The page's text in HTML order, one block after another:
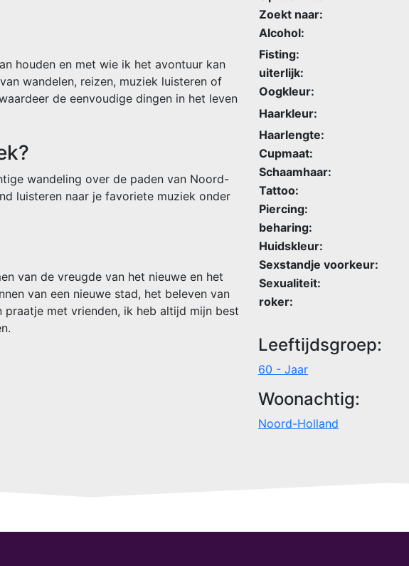
houden en met wie ik het avontuur kan
wandelen, reizen, muziek luisteren of
de eenvoudige dingen in het leven
wandeling over de paden van Noord-
luisteren naar je favoriete muziek onder
van de vreugde van het nieuwe en het
van een nieuwe stad, het beleven van
met vrienden, ik heb altijd mijn best
Zoekt naar:
Alcohol:
Fisting:
uiterlijk:
Oogkleur:
Haarkleur:
Haarlengte:
Cupmaat:
Schaamhaar:
Tattoo:
Piercing:
beharing:
Huidskleur:
Sexstandje voorkeur:
Sexualiteit:
roker:
Leeftijdsgroep:
60 - Jaar
Woonachtig:
Noord-Holland